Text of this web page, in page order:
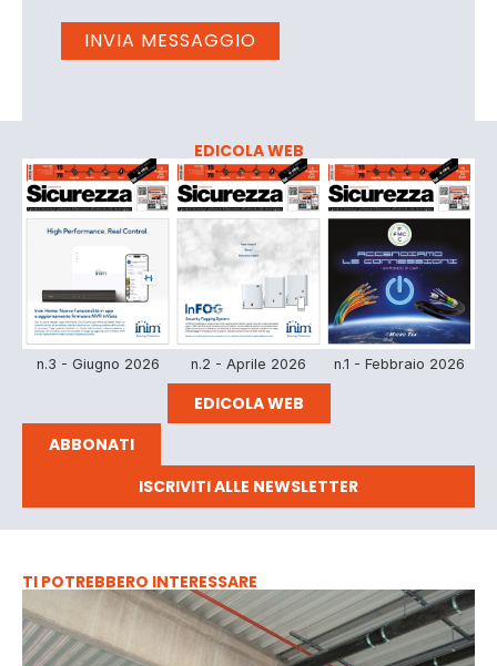
EDICOLA WEB
n.3 - Giugno 2026 n.2 - Aprile 2026 n.1 - Febbraio 2026
EDICOLA WEB
ABBONATI
ISCRIVITI ALLE NEWSLETTER
TI POTREBBERO INTERESSARE